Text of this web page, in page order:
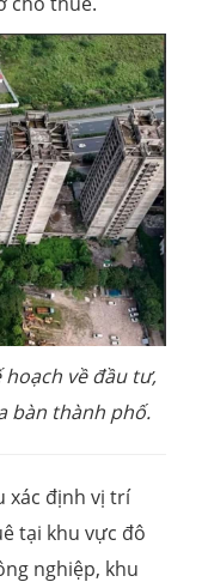
hoạch về đầu tư,
bàn thành phố.
xác định vị trí
tại khu vực đô
nghiệp, khu